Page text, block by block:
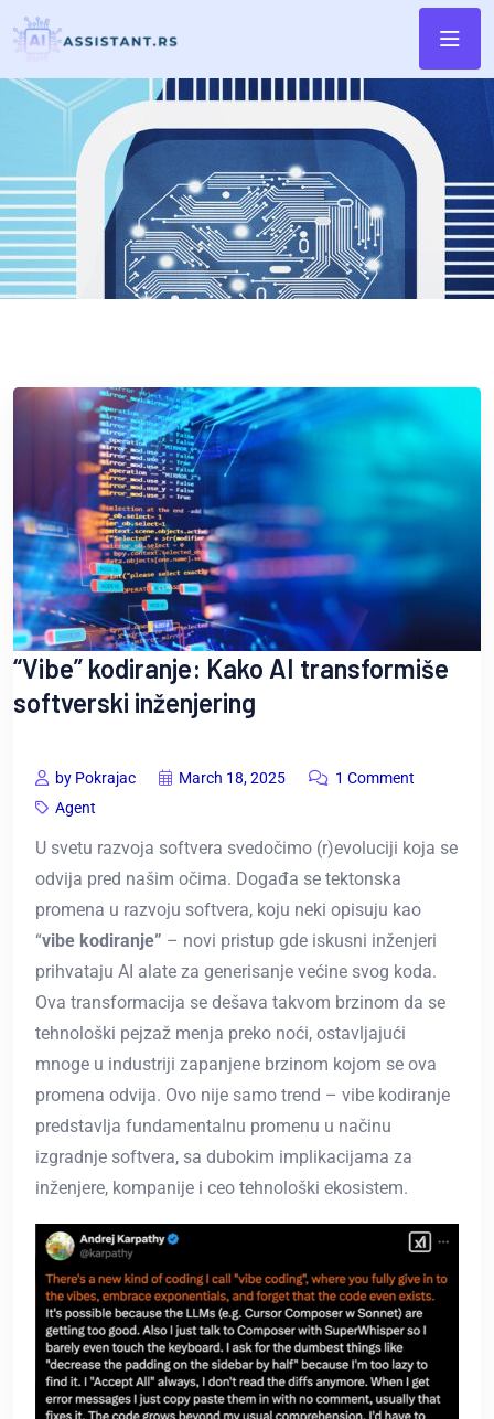
“Vibe” kodiranje: Kako AI transformiše
softverski inženjering
by Pokrajac March 18, 2025
1 Comment
Agent
U svetu razvoja softvera svedočimo (r)evoluciji koja se
odvija pred našim očima. Događa se tektonska
promena u razvoju softvera, koju neki opisuju kao
“vibe kodiranje” – novi pristup gde iskusni inženjeri
prihvataju AI alate za generisanje većine svog koda.
Ova transformacija se dešava takvom brzinom da se
tehnološki pejzaž menja preko noći, ostavljajući
mnoge u industriji zapanjene brzinom kojom se ova
promena odvija. Ovo nije samo trend – vibe kodiranje
predstavlja fundamentalnu promenu u načinu
izgradnje softvera, sa dubokim implikacijama za
inženjere, kompanije i ceo tehnološki ekosistem.